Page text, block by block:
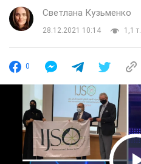
Светлана Кузьменко
28.12.2021 10:14 1,1 т.
0